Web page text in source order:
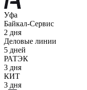
Уфа
Байкал-Сервис
2 дня
Деловые линии
5 дней
РАТЭК
3 дня
КИТ
3 дня